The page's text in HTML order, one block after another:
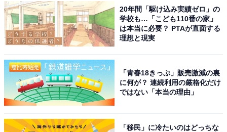
Pioneer フリップダウンモニター TVM-FW1100-2-B 11.6
インチ ブラック WXGA ルームランプあり カロッツェリア
Amazonで見る
Pioneer「TVM-FW1100-2-S」
20年間「駆け込み実績ゼロ」の
学校も…「こども110番の家」
は本当に必要？ PTAが直面する
理想と現実
「青春18きっぷ」販売激減の裏
に何が？ 連続利用の厳格化だけ
ではない「本当の理由」
「移民」に冷たいのはどっちな